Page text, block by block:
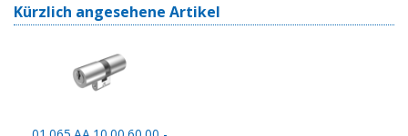
Kürzlich angesehene Artikel